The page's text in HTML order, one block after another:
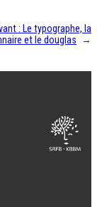
: Le typographe, la
et le douglas
→